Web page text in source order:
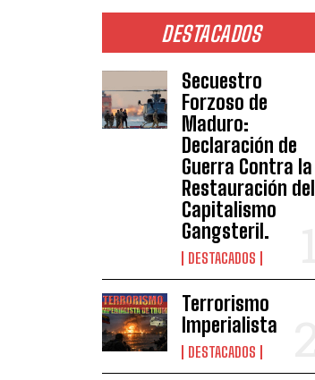
DESTACADOS
Secuestro
Forzoso de
Maduro:
Declaración de
Guerra Contra la
Restauración del
Capitalismo
Gangsteril.
DESTACADOS
Terrorismo
Imperialista
DESTACADOS